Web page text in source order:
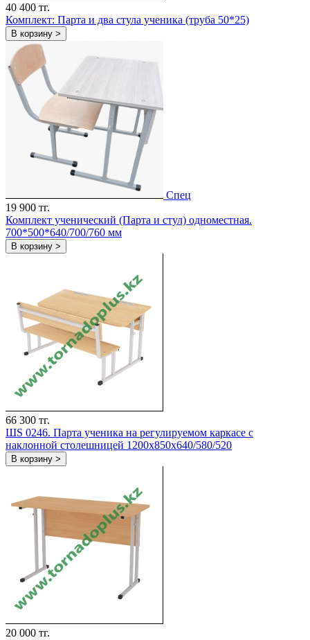
40 400 тг.
Комплект: Парта и два стула ученика (труба 50*25)
В корзину >
Спец
19 900 тг.
Комплект ученический (Парта и стул) одноместная.
700*500*640/700/760 мм
В корзину >
66 300 тг.
ШS 0246. Парта ученика на регулируемом каркасе с
наклонной столешницей 1200х850х640/580/520
В корзину >
20 000 тг.